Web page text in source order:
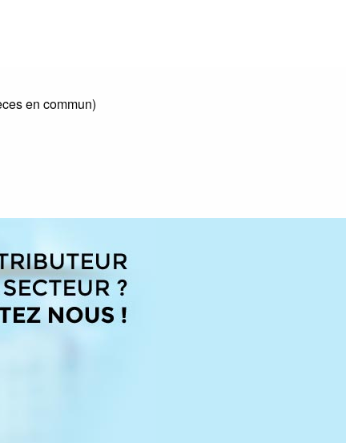
en commun)